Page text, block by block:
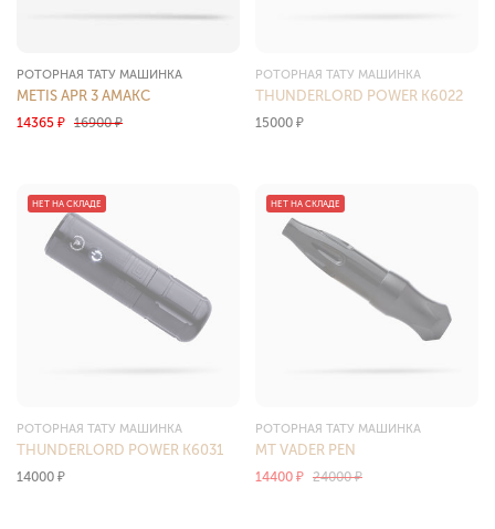
РОТОРНАЯ ТАТУ МАШИНКА
METIS APR 3 АМАКС
14365 ₽ 16900₽
РОТОРНАЯ ТАТУ МАШИНКА
THUNDERLORD POWER K6022
15000 ₽
РОТОРНАЯ ТАТУ МАШИНКА
THUNDERLORD POWER K6031
14000 ₽
НЕТ НА СКЛАДЕ
РОТОРНАЯ ТАТУ МАШИНКА
MT VADER PEN
14400 ₽ 24000₽
НЕТ НА СКЛАДЕ